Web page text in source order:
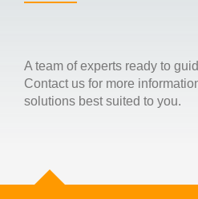
A team of experts ready to
Contact us for more
solutions best suited to you.